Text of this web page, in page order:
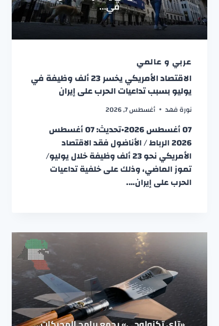
عربي و عالمي
الاقتصاد الأمريكي يخسر 23 ألف وظيفة في
يوليو بسبب تداعيات الحرب على إيران
نورة فهد أغسطس 7, 2026
07 أغسطس 2026•تحديث: 07 أغسطس
2026 الرباط / الأناضول فقد الاقتصاد
الأمريكي نحو 23 ألف وظيفة خلال يوليو/
تموز الماضي، وذلك على خلفية تداعيات
الحرب على إيران….